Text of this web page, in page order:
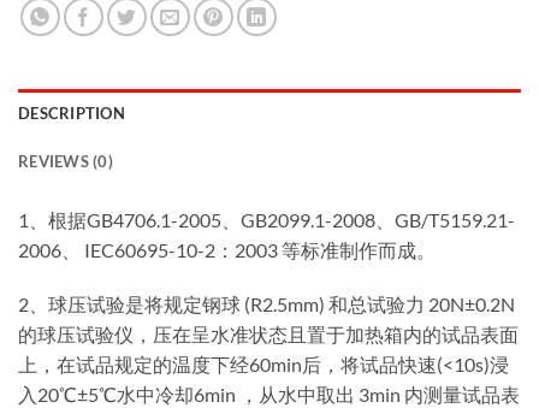
DESCRIPTION
REVIEWS (0)
1、根据GB4706.1-2005、GB2099.1-2008、GB/T5159.21-
2006、 IEC60695-10-2：2003 等标准制作而成。
2、球压试验是将规定钢球 (R2.5mm) 和总试验力 20N±0.2N
的球压试验仪，压在呈水准状态且置于加热箱内的试品表面
上，在试品规定的温度下经60min后，将试品快速(<10s)浸
入20℃±5℃水中冷却6min ，从水中取出 3min 内测量试品表